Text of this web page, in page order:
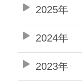
2025年
2024年
2023年